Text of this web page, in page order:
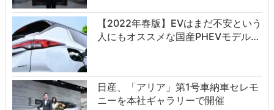
【2022年春版】EVはまだ不安という
人にもオススメな国産PHEVモデル…
日産、「アリア」第1号車納車セレモ
ニーを本社ギャラリーで開催